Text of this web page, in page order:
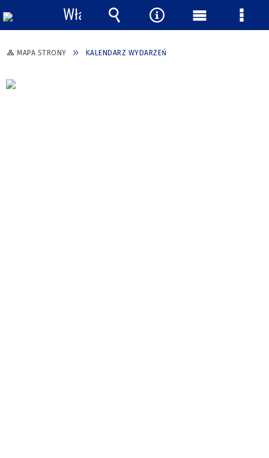
MAPA STRONY KALENDARZ WYDARZEŃ
Włącz
powiadomienia
Wyszukiwarka
Narzędzia
Menu Menu